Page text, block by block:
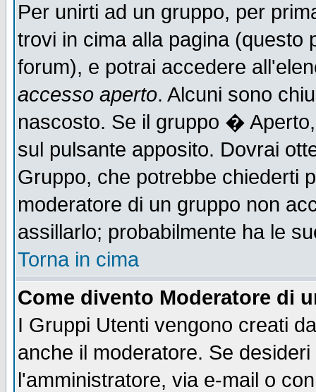
Per unirti ad un gruppo, per
trovi in cima alla pagina
forum), e potrai accedere
accesso aperto. Alcuni sono
nascosto. Se il gruppo �
sul pulsante apposito. Dovrai
Gruppo, che potrebbe chiederti
moderatore di un gruppo non
assillarlo; probabilmente ha le
Torna in cima
Come divento Moderatore di
I Gruppi Utenti vengono creati
anche il moderatore. Se
l'amministratore, via e-mail o